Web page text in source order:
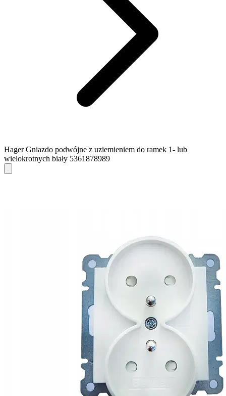
Hager Gniazdo podwójne z uziemieniem do ramek 1- lub
wielokrotnych biały 5361878989